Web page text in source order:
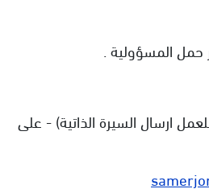
ارسال السيرة الذاتية) - على